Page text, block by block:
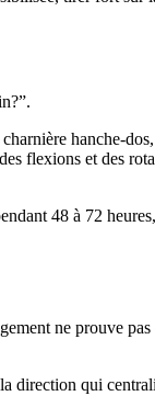
hanche-
flexions et des
48 à 72
ne prouve
direction qui